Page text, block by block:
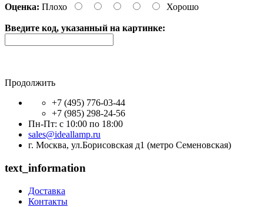
Оценка: Плохо Хорошо
Введите код, указанный на картинке:
Продолжить
+7 (495) 776-03-44
+7 (985) 298-24-56
Пн-Пт: с 10:00 по 18:00
sales@ideallamp.ru
г. Москва, ул.Борисовская д1 (метро Семеновская)
text_information
Доставка
Контакты